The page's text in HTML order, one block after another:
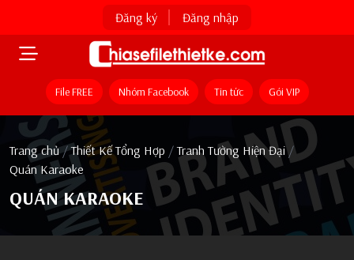
Đăng ký Đăng nhập
File FREE Nhóm Facebook Tin tức Gói VIP
Trang chủ / Thiết Kế Tổng Hợp / Tranh Tường Hiện Đại /
Quán Karaoke
QUÁN KARAOKE